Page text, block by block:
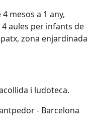
mesos a 1 any,
aules per infants de
zona enjardinada
i ludoteca.
- Barcelona